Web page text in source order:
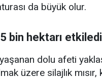
da büyük olur.
bin hektarı
yaşanan dolu afeti
üzere silajlık